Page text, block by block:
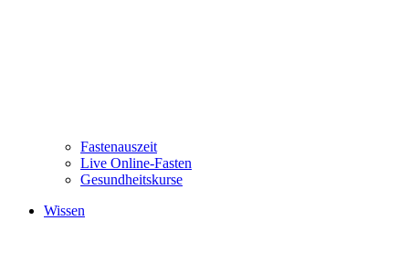
Fastenauszeit
Live Online-Fasten
Gesundheitskurse
Wissen